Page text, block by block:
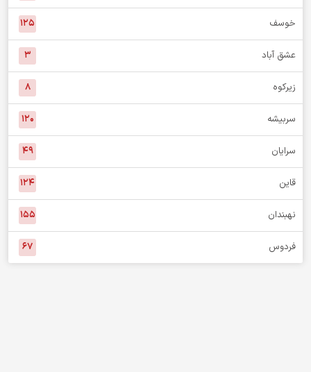
خوسف ۱۲۵
عشق آباد ۳
زیرکوه ۸
سربیشه ۱۲۰
سرایان ۴۹
قاین ۱۲۴
نهبندان ۱۵۵
فردوس ۶۷